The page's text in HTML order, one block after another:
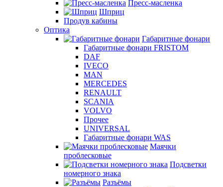
Пресс-масленка
Шприц
Продув кабины
Оптика
Габаритные фонари
Габаритные фонари FRISTOM
DAF
IVECO
MAN
MERCEDES
RENAULT
SCANIA
VOLVO
Прочее
UNIVERSAL
Габаритные фонари WAS
Маячки
проблесковые
Подсветки
номерного знака
Разъёмы